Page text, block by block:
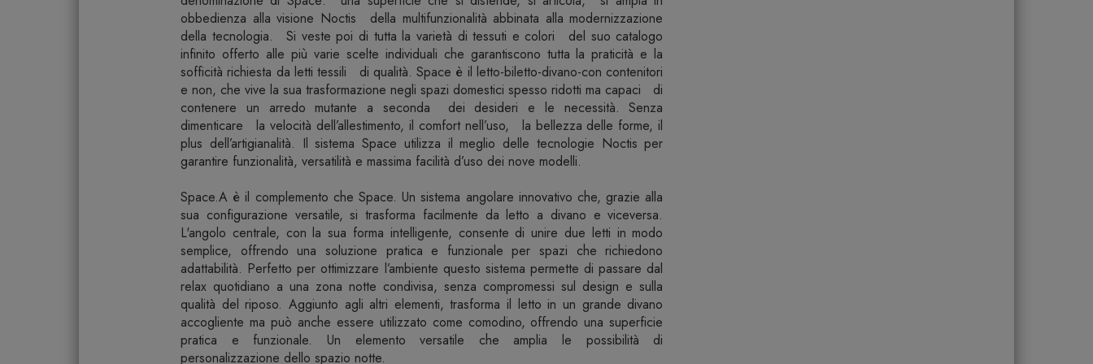
obbedienza alla visione Noctis della multifunzionalità abbinata alla modernizzazione
della tecnologia. Si veste poi di tutta la varietà di tessuti e colori del suo catalogo
infinito offerto alle più varie scelte individuali che garantiscono tutta la praticità e la
sofficità richiesta da letti tessili di qualità. Space è il letto-biletto-divano-con contenitori
e non, che vive la sua trasformazione negli spazi domestici spesso ridotti ma capaci di
contenere un arredo mutante a seconda dei desideri e le necessità. Senza
dimenticare la velocità dell’allestimento, il comfort nell’uso, la bellezza delle forme, il
plus dell’artigianalità. Il sistema Space utilizza il meglio delle tecnologie Noctis per
garantire funzionalità, versatilità e massima facilità d’uso dei nove modelli.
Space.A è il complemento che Space. Un sistema angolare innovativo che, grazie alla
sua configurazione versatile, si trasforma facilmente da letto a divano e viceversa.
L'angolo centrale, con la sua forma intelligente, consente di unire due letti in modo
semplice, offrendo una soluzione pratica e funzionale per spazi che richiedono
adattabilità. Perfetto per ottimizzare l’ambiente questo sistema permette di passare dal
relax quotidiano a una zona notte condivisa, senza compromessi sul design e sulla
qualità del riposo. Aggiunto agli altri elementi, trasforma il letto in un grande divano
accogliente ma può anche essere utilizzato come comodino, offrendo una superficie
pratica e funzionale. Un elemento versatile che amplia le possibilità di
personalizzazione dello spazio notte.